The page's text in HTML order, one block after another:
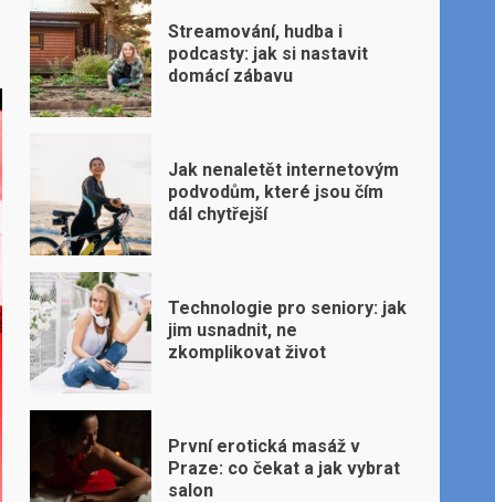
Streamování, hudba i
podcasty: jak si nastavit
domácí zábavu
Jak nenaletět internetovým
podvodům, které jsou čím
dál chytřejší
Technologie pro seniory: jak
jim usnadnit, ne
zkomplikovat život
První erotická masáž v
Praze: co čekat a jak vybrat
salon